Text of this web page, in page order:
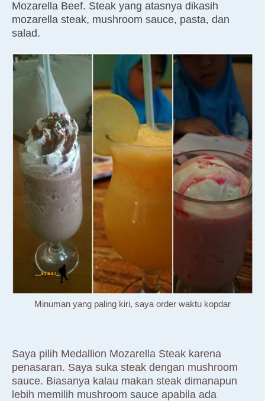
Mozarella Beef. Steak yang atasnya dikasih
mozarella steak, mushroom sauce, pasta, dan
salad.
Minuman yang paling kiri, saya order waktu kopdar
Saya pilih Medallion Mozarella Steak karena
penasaran. Saya suka steak dengan mushroom
sauce. Biasanya kalau makan steak dimanapun
lebih memilih mushroom sauce apabila ada